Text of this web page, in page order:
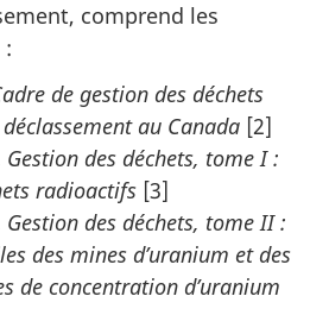
comprend les
de gestion des déchets
au Canada [2]
Gestion des déchets, tome I :
radioactifs [3]
Gestion des déchets, tome II :
des mines d’uranium et des
de concentration d’uranium